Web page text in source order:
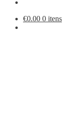
€0.00 0 itens